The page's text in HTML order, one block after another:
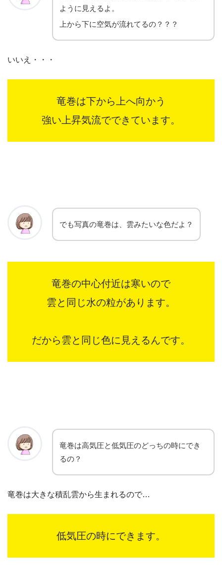
ように見えるよ。
上から下に空気が流れてるの？？？
いいえ・・・
竜巻は下から上へ向かう
強い上昇気流でできています。
でも写真の竜巻は、雲みたいな色だよ？
竜巻の中心付近は寒いので
雲と同じ水の粒があります。
だから雲と同じ色に見えるんです。
竜巻は高気圧と低気圧のどっちの時にでき
るの？
竜巻は大きな積乱雲から生まれるので…
低気圧の時にできます。